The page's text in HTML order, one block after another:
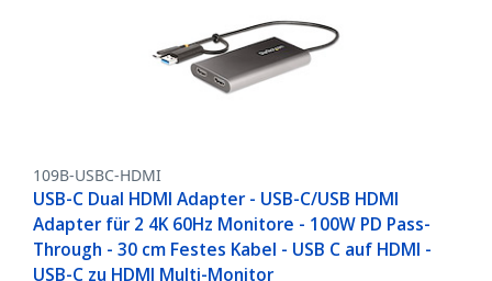
109B-USBC-HDMI
USB-C Dual HDMI Adapter - USB-C/USB HDMI
Adapter für 2 4K 60Hz Monitore - 100W PD Pass-
Through - 30 cm Festes Kabel - USB C auf HDMI -
USB-C zu HDMI Multi-Monitor